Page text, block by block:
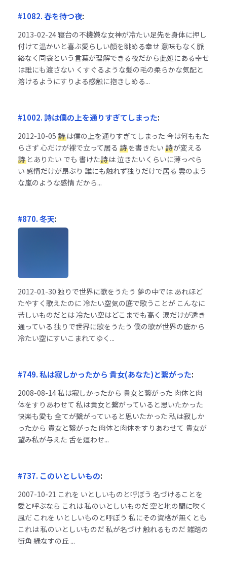
#1082. 春を待つ夜:
2013-02-24寝台の不機嫌な女神が冷たい足先を身体に押し
付けて温かいと喜ぶ愛らしい顔を眺める幸せ 意味もなく脈
絡なく同衾という言葉が理解できる夜だから此処にある幸せ
は誰にも渡さない くすぐるような髪の毛の柔らかな気配と
溶けるようにすりよる感触に抱きしめる...
#1002. 詩は僕の上を通りすぎてしまった:
2012-10-05 詩は僕の上を通りすぎてしまった 今は何ももた
らさず 心だけが裸で立って居る 詩を書きたい 詩が変える
詩とありたい でも 書けた詩は 泣きたいくらいに薄っぺら
い 感情だけが昂ぶり 誰にも触れず独りだけで居る 雲のよう
な嵐のような感情 だから...
#870. 冬天:
2012-01-30 独りで世界に歌をうたう 夢の中では あれほど
たやすく歌えたのに 冷たい空気の底で歌うことが こんなに
苦しいものだとは 冷たい空はどこまでも高く 涙だけが透き
通っている 独りで世界に歌をうたう 僕の歌が世界の底から
冷たい空にすいこまれてゆく...
#749. 私は寂しかったから 貴女(あなた)と繋がった:
2008-08-14私は寂しかったから 貴女と繋がった 肉体と肉
体をすりあわせて 私は貴女と繋がっていると思いたかった
快楽も愛も 全てが繋がっていると思いたかった 私は寂しか
ったから 貴女と繋がった 肉体と肉体をすりあわせて 貴女が
望み私が与えた 舌を這わせ...
#737. このいとしいもの:
2007-10-21 これを いとしいものと呼ぼう 名づけることを
愛と呼ぶなら これは 私のいとしいものだ 空と地の間に吹く
風だ これを いとしいものと呼ぼう 私にその資格が無くとも
これは 私のいとしいものだ 私が名づけ 触れるものだ 雑踏の
街角 緑なすの丘 ...